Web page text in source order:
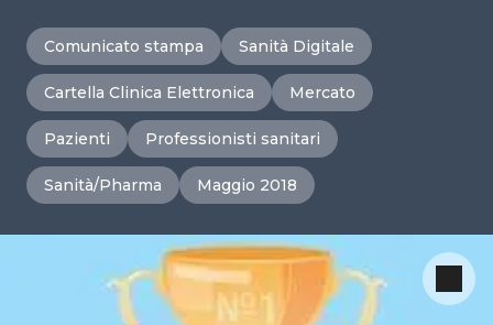
Comunicato stampa Sanità Digitale
Cartella Clinica Elettronica Mercato
Pazienti Professionisti sanitari
Sanità/Pharma Maggio 2018